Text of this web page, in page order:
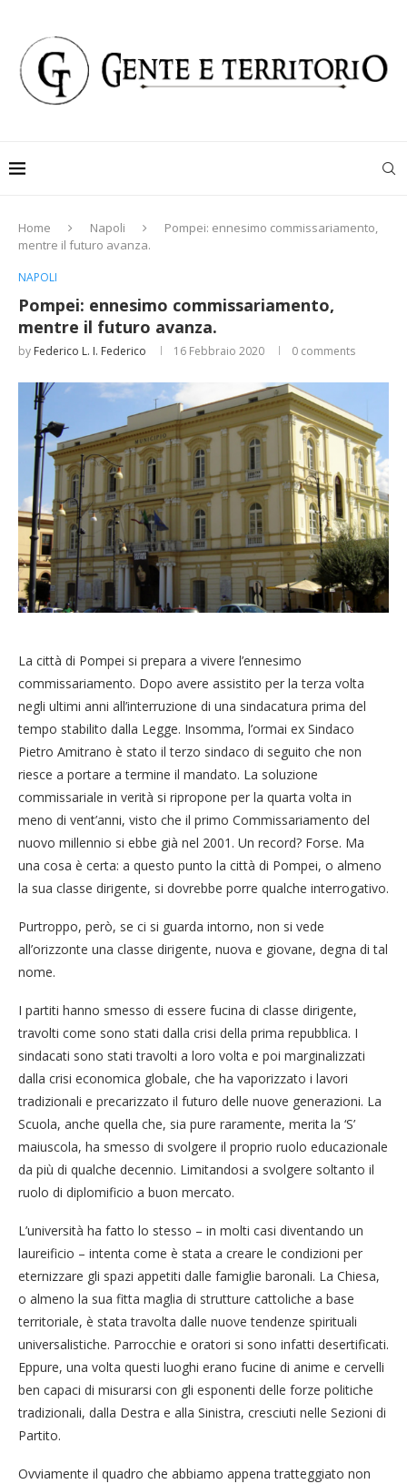
Home Napoli
Pompei: ennesimo commissariamento,
mentre il futuro avanza.
NAPOLI
Pompei: ennesimo commissariamento,
mentre il futuro avanza.
by Federico L. I. Federico 16 Febbraio 2020 0 comments
La città di Pompei si prepara a vivere l’ennesimo
commissariamento. Dopo avere assistito per la terza volta
negli ultimi anni all’interruzione di una sindacatura prima del
tempo stabilito dalla Legge. Insomma, l’ormai ex Sindaco
Pietro Amitrano è stato il terzo sindaco di seguito che non
riesce a portare a termine il mandato. La soluzione
commissariale in verità si ripropone per la quarta volta in
meno di vent’anni, visto che il primo Commissariamento del
nuovo millennio si ebbe già nel 2001. Un record? Forse. Ma
una cosa è certa: a questo punto la città di Pompei, o almeno
la sua classe dirigente, si dovrebbe porre qualche interrogativo.
Purtroppo, però, se ci si guarda intorno, non si vede
all’orizzonte una classe dirigente, nuova e giovane, degna di tal
nome.
I partiti hanno smesso di essere fucina di classe dirigente,
travolti come sono stati dalla crisi della prima repubblica. I
sindacati sono stati travolti a loro volta e poi marginalizzati
dalla crisi economica globale, che ha vaporizzato i lavori
tradizionali e precarizzato il futuro delle nuove generazioni. La
Scuola, anche quella che, sia pure raramente, merita la ‘S’
maiuscola, ha smesso di svolgere il proprio ruolo educazionale
da più di qualche decennio. Limitandosi a svolgere soltanto il
ruolo di diplomificio a buon mercato.
L’università ha fatto lo stesso – in molti casi diventando un
laureificio – intenta come è stata a creare le condizioni per
eternizzare gli spazi appetiti dalle famiglie baronali. La Chiesa,
o almeno la sua fitta maglia di strutture cattoliche a base
territoriale, è stata travolta dalle nuove tendenze spirituali
universalistiche. Parrocchie e oratori si sono infatti desertificati.
Eppure, una volta questi luoghi erano fucine di anime e cervelli
ben capaci di misurarsi con gli esponenti delle forze politiche
tradizionali, dalla Destra e alla Sinistra, cresciuti nelle Sezioni di
Partito.
Ovviamente il quadro che abbiamo appena tratteggiato non